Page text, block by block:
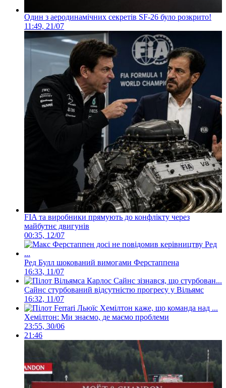
Один з аеродинамічних секретів SF-26 було розкрито!
11:49, 21/07
FIA та виробники прямують до конфлікту через
майбутнє двигунів
00:35, 12/07
Ред Булл шокований вимогами Ферстаппена
16:33, 11/07
Сайнс стурбований відсутністю прогресу у Вільямс
16:32, 11/07
Хемілтон: Ми знаємо, де маємо проблеми
23:55, 30/06
21:46